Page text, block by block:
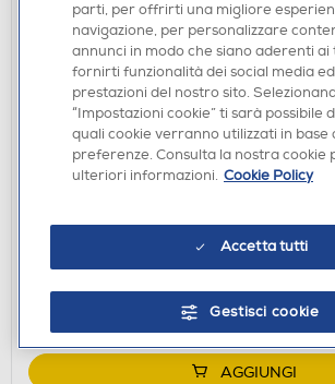
Acquisto online:
Ritiro in negozio in 30' gratuito:verifica
AGGIUNGI
parti, per offrirti una migliore
navigazione, per personalizzare
annunci in modo che siano aderenti ai
fornirti funzionalità dei social media
prestazioni del nostro sito.
“Impostazioni cookie” ti sarà possibile
quali cookie verranno utilizzati in base
preferenze. Consulta la nostra cookie
ulteriori informazioni. Cookie Policy
Accetta tutti
Gestisci cookie